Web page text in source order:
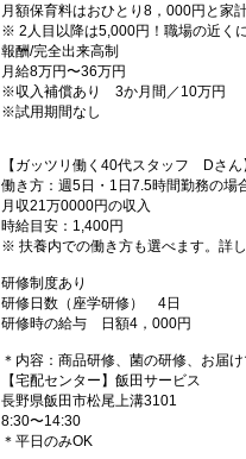
月額保育料はおひとり8，000円と家
※ 2人目以降は5,000円！職場の近く
報酬/完全出来高制
月給8万円〜36万円
※収入補償あり 3か月間／10万円
※試用期間なし
【ガッツリ働く40代スタッフ Dさん
働き方：週5日・1日7.5時間勤務の場
月収21万0000円の収入
時給目安：1,400円
※ 扶養内での働き方も選べます。詳
研修制度あり
研修日数（座学研修） 4日
研修時の給与 日額4，000円
＊内容：商品研修、菌の研修、お届
【宅配センター】飯田サービス
長野県飯田市松尾上溝3101
8:30〜14:30
＊平日のみOK